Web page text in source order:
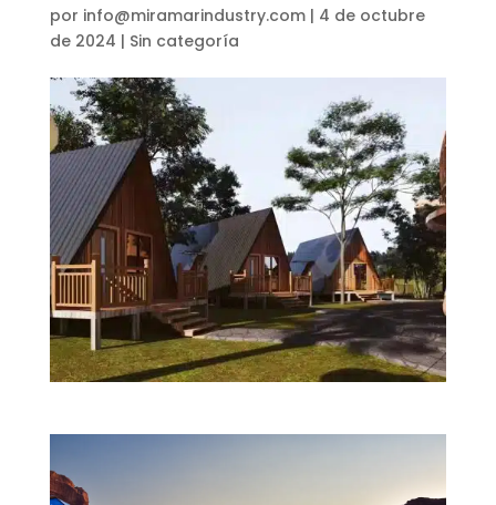
por info@miramarindustry.com| 4 de octubre
de 2024 | Sin categoría